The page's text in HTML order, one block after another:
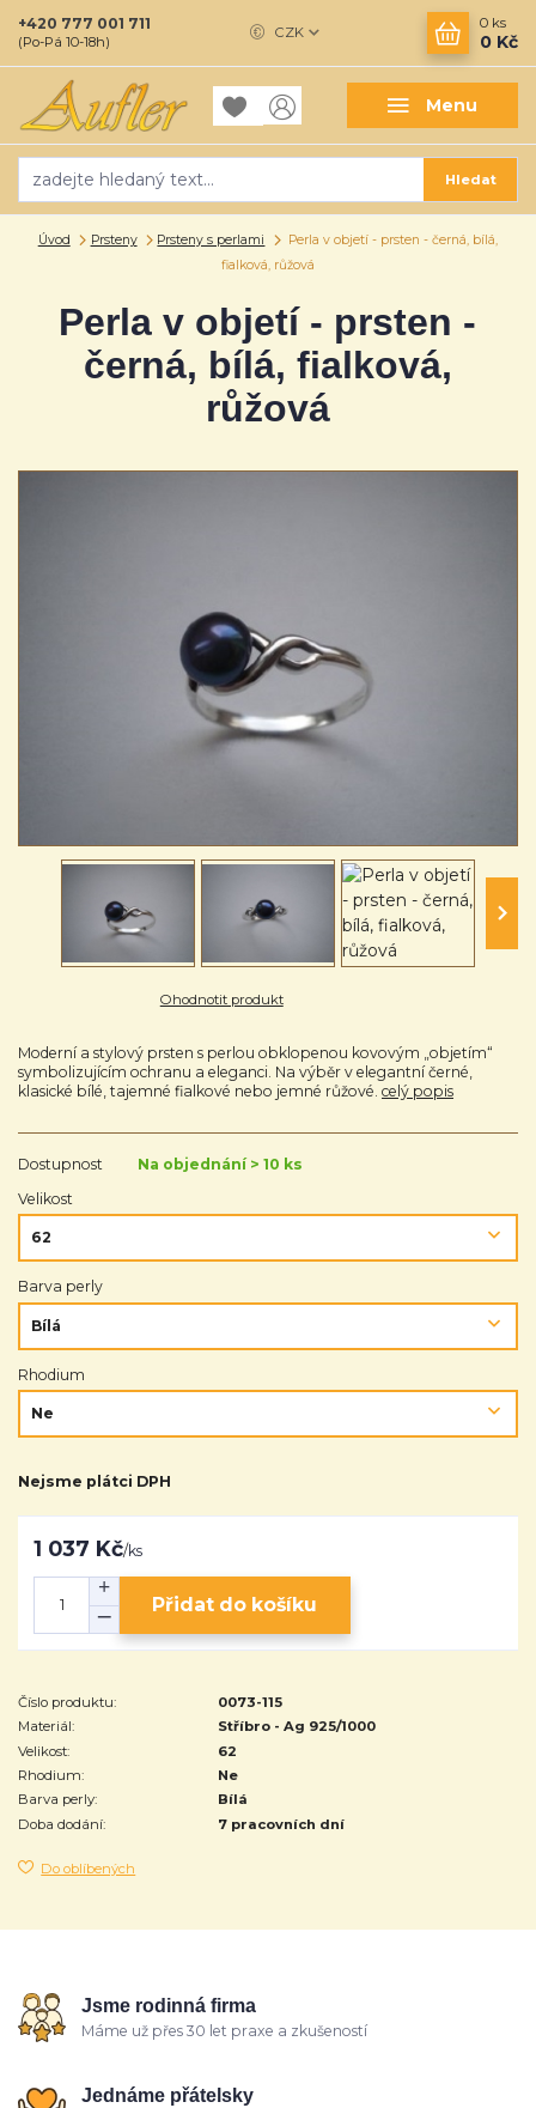
Menu
CZK
Hledat
+420 777 001 711
(Po-Pá 10-18h)
0 ks
0 Kč
Úvod Prsteny Prsteny s perlami
Perla v objetí - prsten - černá, bílá,
fialková, růžová
Perla v objetí - prsten -
černá, bílá, fialková,
růžová
Ohodnotit produkt
Moderní a stylový prsten s perlou obklopenou kovovým „objetím“
symbolizujícím ochranu a eleganci. Na výběr v elegantní černé,
klasické bílé, tajemné fialkové nebo jemné růžové. celý popis
Dostupnost
Na objednání > 10 ks
Velikost
Barva perly
Rhodium
Nejsme plátci DPH
1 037 Kč/ks
Přidat do košíku
Číslo produktu:
0073-115
Materiál:
Stříbro - Ag 925/1000
Velikost:
62
Rhodium:
Ne
Barva perly:
Bílá
Doba dodání:
7 pracovních dní
Do oblíbených
Jsme rodinná firma
Máme už přes 30 let praxe a zkušeností
Jednáme přátelsky